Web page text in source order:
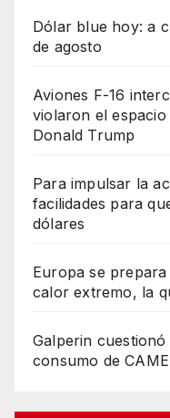
Dólar blue hoy: a
de agosto
Aviones F-16
violaron el
Donald Trump
Para impulsar la
facilidades para
dólares
Europa se
calor extremo, la
Galperin
consumo de